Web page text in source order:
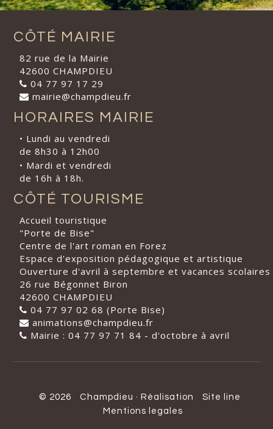
CÔTÉ MAIRIE
82 rue de la Mairie
42600 CHAMPDIEU
04 77 97 17 29
mairie@champdieu.fr
HORAIRES MAIRIE
• Lundi au vendredi
de 8h30 à 12h00
• Mardi et vendredi
de 16h à 18h.
CÔTÉ TOURISME
Accueil touristique
"Porte de Bise"
Centre de l'art roman en Forez
Espace d'exposition pédagogique et artistique
Ouverture d'avril à septembre et vacances scolaires
26 rue Bégonnet Biron
42600 CHAMPDIEU
04 77 97 02 68 (Porte Bise)
animations@champdieu.fr
Mairie : 04 77 97 71 84 - d'octobre à avril
© 2026 Champdieu · Réalisation
Site line
Mentions legales